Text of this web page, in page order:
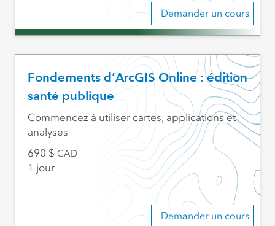
Demander un cours
Fondements d’ArcGIS Online : édition
santé publique
Demander un cours
Commencez à utiliser cartes, applications et
analyses
690
CAD
1 jour